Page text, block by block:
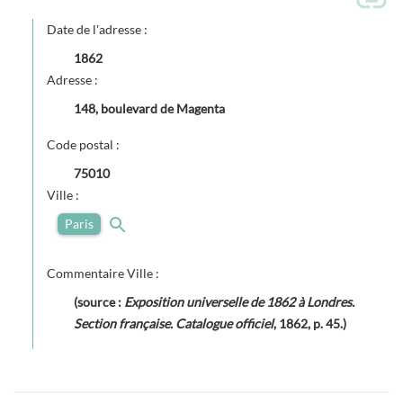
Date de l'adresse :
1862
Adresse :
148, boulevard de Magenta
Code postal :
75010
Ville :
Paris
Commentaire Ville :
(source : Exposition universelle de 1862 à Londres.
Section française. Catalogue officiel, 1862, p. 45.)